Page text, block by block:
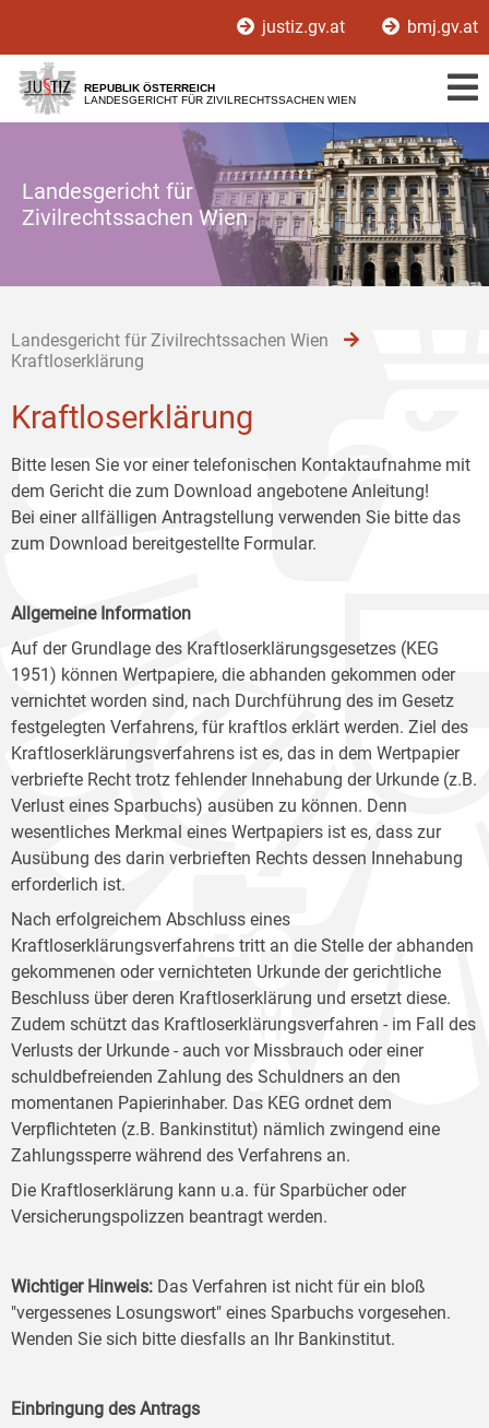
[1]
[2]
[3]
justiz.gv.at bmj.gv.at
REPUBLIK ÖSTERREICH
LANDESGERICHT FÜR ZIVILRECHTSSACHEN WIEN
Landesgericht für
Zivilrechtssachen Wien
Landesgericht für Zivilrechtssachen Wien
Kraftloserklärung
Kraftloserklärung
Bitte lesen Sie vor einer telefonischen Kontaktaufnahme mit
dem Gericht die zum Download angebotene Anleitung!
Bei einer allfälligen Antragstellung verwenden Sie bitte das
zum Download bereitgestellte Formular.
Allgemeine Information
Auf der Grundlage des Kraftloserklärungsgesetzes (KEG
1951) können Wertpapiere, die abhanden gekommen oder
vernichtet worden sind, nach Durchführung des im Gesetz
festgelegten Verfahrens, für kraftlos erklärt werden. Ziel des
Kraftloserklärungsverfahrens ist es, das in dem Wertpapier
verbriefte Recht trotz fehlender Innehabung der Urkunde (z.B.
Verlust eines Sparbuchs) ausüben zu können. Denn
wesentliches Merkmal eines Wertpapiers ist es, dass zur
Ausübung des darin verbrieften Rechts dessen Innehabung
erforderlich ist.
Nach erfolgreichem Abschluss eines
Kraftloserklärungsverfahrens tritt an die Stelle der abhanden
gekommenen oder vernichteten Urkunde der gerichtliche
Beschluss über deren Kraftloserklärung und ersetzt diese.
Zudem schützt das Kraftloserklärungsverfahren - im Fall des
Verlusts der Urkunde - auch vor Missbrauch oder einer
schuldbefreienden Zahlung des Schuldners an den
momentanen Papierinhaber. Das KEG ordnet dem
Verpflichteten (z.B. Bankinstitut) nämlich zwingend eine
Zahlungssperre während des Verfahrens an.
Die Kraftloserklärung kann u.a. für Sparbücher oder
Versicherungspolizzen beantragt werden.
Wichtiger Hinweis: Das Verfahren ist nicht für ein bloß
"vergessenes Losungswort" eines Sparbuchs vorgesehen.
Wenden Sie sich bitte diesfalls an Ihr Bankinstitut.
Einbringung des Antrags